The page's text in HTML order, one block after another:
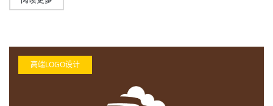
高端LOGO设计